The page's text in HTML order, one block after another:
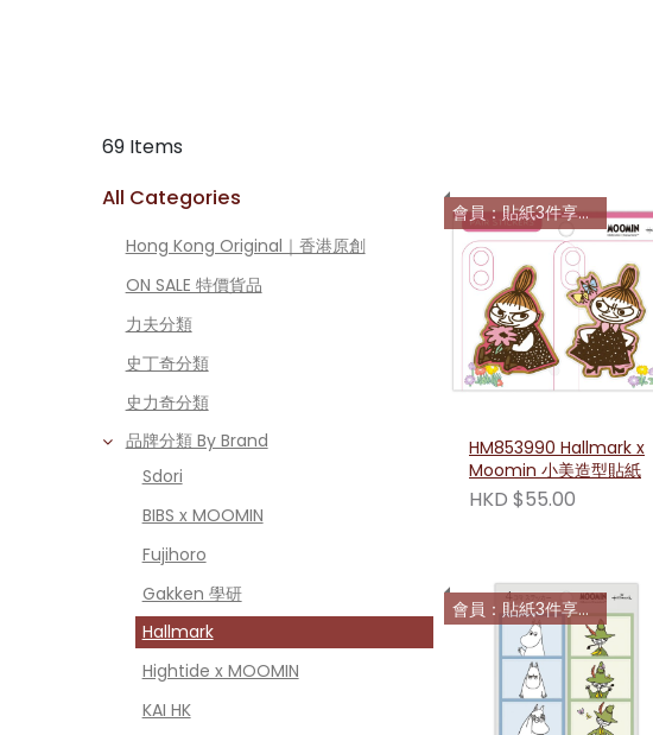
69 Items
All Categories
Hong Kong Original｜香港原創
ON SALE 特價貨品
力夫分類
史丁奇分類
史力奇分類
品牌分類 By Brand
Sdori
BIBS x MOOMIN
Fujihoro
Gakken 學研
Hallmark
Hightide x MOOMIN
KAI HK
會員：貼紙3件享85折
HM853990 Hallmark x
Moomin 小美造型貼紙
HKD $55.00
會員：貼紙3件享85折